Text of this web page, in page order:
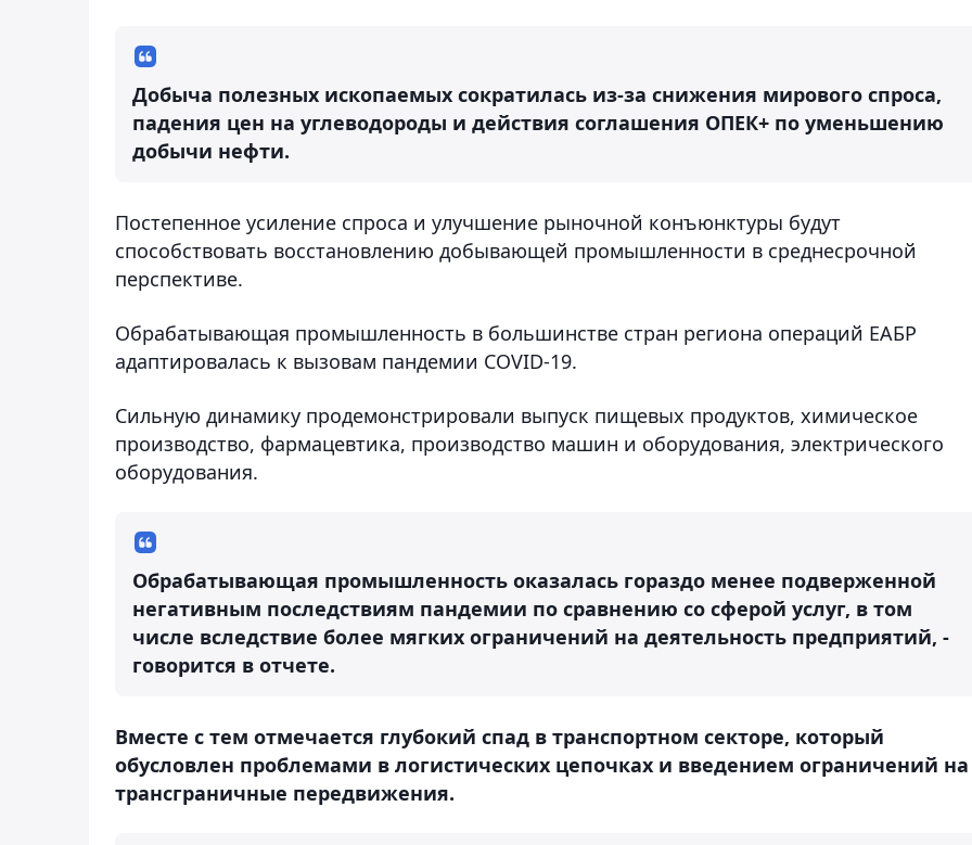
Добыча полезных ископаемых сократилась из-за снижения мирового спроса,
падения цен на углеводороды и действия соглашения ОПЕК+ по уменьшению
добычи нефти.
Постепенное усиление спроса и улучшение рыночной конъюнктуры будут
способствовать восстановлению добывающей промышленности в среднесрочной
перспективе.
Обрабатывающая промышленность в большинстве стран региона операций ЕАБР
адаптировалась к вызовам пандемии COVID-19.
Сильную динамику продемонстрировали выпуск пищевых продуктов, химическое
производство, фармацевтика, производство машин и оборудования, электрического
оборудования.
Обрабатывающая промышленность оказалась гораздо менее подверженной
негативным последствиям пандемии по сравнению со сферой услуг, в том
числе вследствие более мягких ограничений на деятельность предприятий, -
говорится в отчете.
Вместе с тем отмечается глубокий спад в транспортном секторе, который
обусловлен проблемами в логистических цепочках и введением ограничений на
трансграничные передвижения.